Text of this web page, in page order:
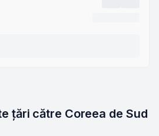
țări către Coreea de Sud